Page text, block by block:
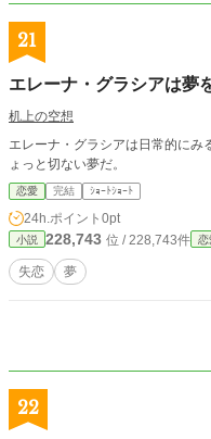
21
エレーナ・グラシアは夢
机上の空想
エレーナ・グラシアは日常的にみ
ょっと切ない夢だ。
恋愛 完結 ｼｮｰﾄｼｮｰﾄ
24h.ポイント 0pt
小説 228,743 位 / 228,743件 恋
失恋 夢
22